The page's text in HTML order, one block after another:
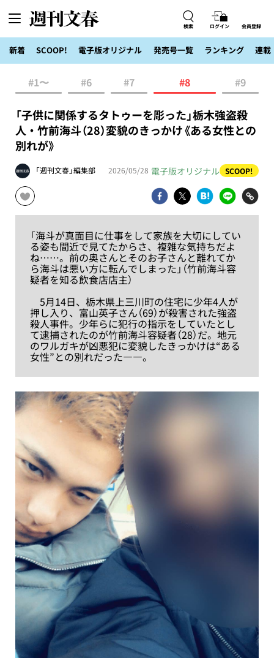
検索 ログイン 会員登録
新着 SCOOP! 電子版オリジナル 発売号一覧 ランキング 連載
#1〜 #6 #7 #8 #9
「子供に関係するタトゥーを彫った」栃木強盗殺
人・竹前海斗（28）変貌のきっかけ《ある女性との
別れが》
「週刊文春」編集部 2026/05/28 電子版オリジナル SCOOP!
「海斗が真面目に仕事をして家族を大切にしてい
る姿も間近で見てたからさ、複雑な気持ちだよ
ね……。前の奥さんとそのお子さんと離れてか
ら海斗は悪い方に転んでしまった」（竹前海斗容
疑者を知る飲食店店主）
5月14日、栃木県上三川町の住宅に少年4人が
押し入り、富山英子さん（69）が殺害された強盗
殺人事件。少年らに犯行の指示をしていたとし
て逮捕されたのが竹前海斗容疑者（28）だ。地元
のワルガキが凶悪犯に変貌したきっかけは“ある
女性”との別れだった――。